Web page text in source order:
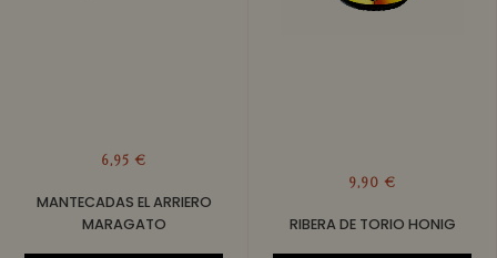
6,95 €
MANTECADAS EL ARRIERO
MARAGATO
9,90 €
RIBERA DE TORIO HONIG